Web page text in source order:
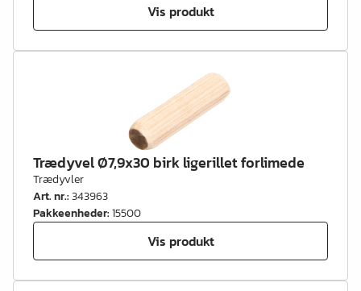
Vis produkt
Trædyvel Ø7,9x30 birk ligerillet forlimede
Trædyvler
Art. nr.:343963
Pakkeenheder:15500
Vis produkt